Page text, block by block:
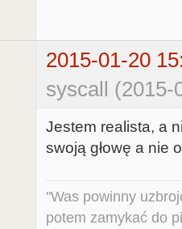
2015-01-20
syscall (2015-
Jestem realista, a
swoją głowę a nie
"Was powinny
potem zamykać do